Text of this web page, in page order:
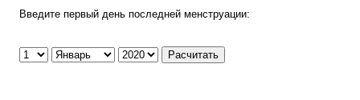
Введите первый день последней менструации: